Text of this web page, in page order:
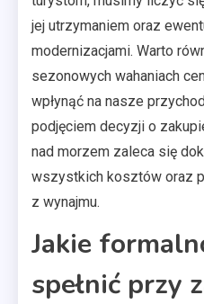
jej utrzymaniem oraz
modernizacjami. Warto
sezonowych wahaniach
wpłynąć na nasze
podjęciem decyzji o
nad morzem zaleca się
wszystkich kosztów oraz
z wynajmu.
Jakie
spełnić przy